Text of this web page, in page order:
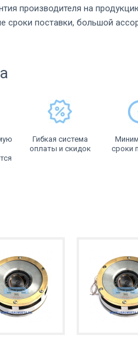
производителя на
сроки поставки, большой
Гибкая система
оплаты и скидок
сроки